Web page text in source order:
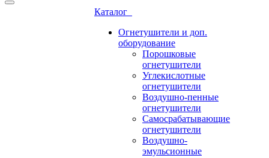
Каталог
Огнетушители и доп.
оборудование
Порошковые
огнетушители
Углекислотные
огнетушители
Воздушно-пенные
огнетушители
Самосрабатывающие
огнетушители
Воздушно-
эмульсионные